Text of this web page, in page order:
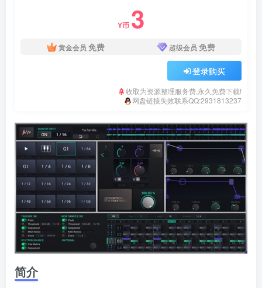
Y币 3
黄金会员 免费 超级会员 免费
登录购买
收取为资源整理服务费,永久免费下载!
网盘链接失效联系QQ:2931813237
简介